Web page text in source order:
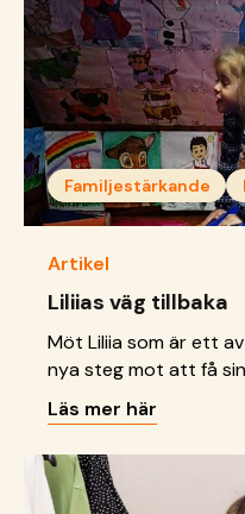
Familjestärkande
Artikel
Liliias väg tillbaka
Möt Liliia som är ett
nya steg mot att få
rehabilitering genom
Läs mer här